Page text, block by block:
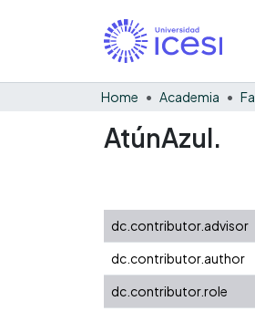
Home Academia
AtúnAzul.
dc.contributor.advisor
dc.contributor.author
dc.contributor.role